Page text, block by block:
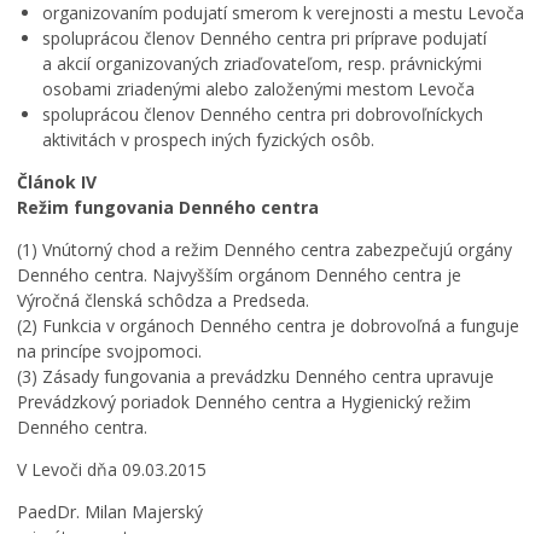
organizovaním podujatí smerom k verejnosti a mestu Levoča
spoluprácou členov Denného centra pri príprave podujatí
a akcií organizovaných zriaďovateľom, resp. právnickými
osobami zriadenými alebo založenými mestom Levoča
spoluprácou členov Denného centra pri dobrovoľníckych
aktivitách v prospech iných fyzických osôb.
Článok IV
Režim fungovania Denného centra
(1) Vnútorný chod a režim Denného centra zabezpečujú orgány
Denného centra. Najvyšším orgánom Denného centra je
Výročná členská schôdza a Predseda.
(2) Funkcia v orgánoch Denného centra je dobrovoľná a funguje
na princípe svojpomoci.
(3) Zásady fungovania a prevádzku Denného centra upravuje
Prevádzkový poriadok Denného centra a Hygienický režim
Denného centra.
V Levoči dňa 09.03.2015
PaedDr. Milan Majerský